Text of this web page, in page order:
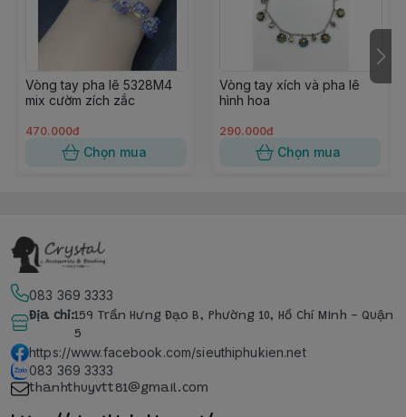
Vòng tay pha lê 5328M4
mix cườm zích zắc
470.000đ
Chọn mua
Vòng tay xích và pha lê
hình hoa
290.000đ
Chọn mua
083 369 3333
Địa chỉ:159 Trần Hưng Đạo B, Phường 10, Hồ Chí Minh - Quận
5
https://www.facebook.com/sieuthiphukien.net
083 369 3333
thanhthuyvtt81@gmail.com